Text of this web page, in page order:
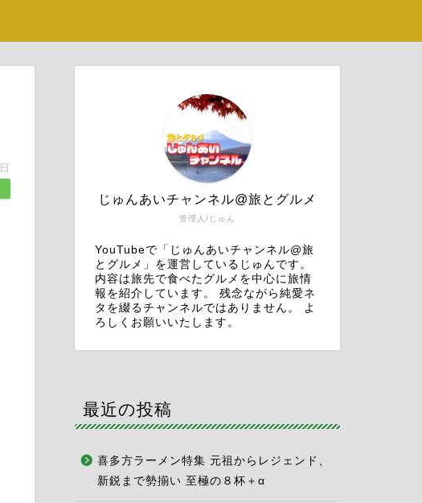
管理人/じゅん
じゅんあいチャンネル@旅とグルメ
YouTubeで「じゅんあいチャンネル@旅
とグルメ」を運営しているじゅんです。
内容は旅先で食べたグルメを中心に旅情
報を紹介しています。 残念ながら純愛ネ
タを綴るチャンネルではありません。 よ
ろしくお願いいたします。
最近の投稿
喜多方ラーメン特集 元祖からレジェンド、
新鋭まで勢揃い 至極の８杯＋α